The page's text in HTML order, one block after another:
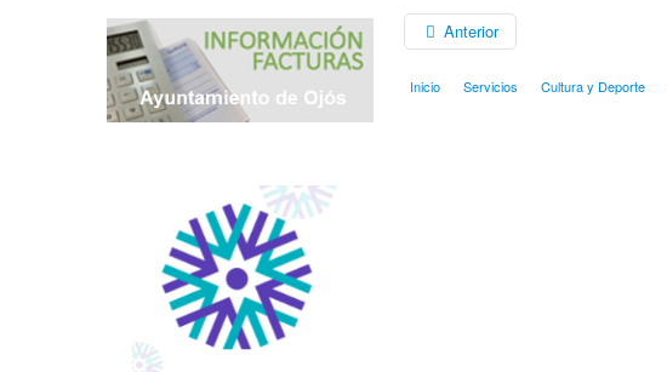
Anterior
Inicio Servicios Cultura y Deporte